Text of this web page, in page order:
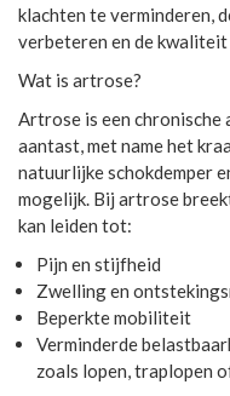
klachten te verminderen,
verbeteren en de
Wat is artrose?
Artrose is een chronische
aantast, met name het
natuurlijke schokdemper
mogelijk. Bij artrose
kan leiden tot:
Pijn en stijfheid
Zwelling en
Beperkte mobiliteit
Verminderde
zoals lopen, traplopen